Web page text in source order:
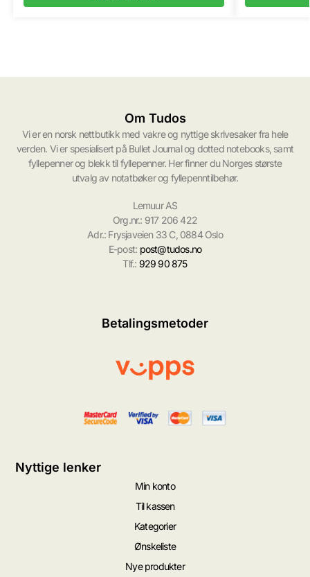
Om Tudos
Vi er en norsk nettbutikk med vakre og nyttige skrivesaker fra hele
verden. Vi er spesialisert på Bullet Journal og dotted notebooks, samt
fyllepenner og blekk til fyllepenner. Her finner du Norges største
utvalg av notatbøker og fyllepenntilbehør.
Lemuur AS
Org.nr.: 917 206 422
Adr.: Frysjaveien 33 C, 0884 Oslo
E-post: post@tudos.no
Tlf.: 929 90 875
Betalingsmetoder
Nyttige lenker
Min konto
Til kassen
Kategorier
Ønskeliste
Nye produkter